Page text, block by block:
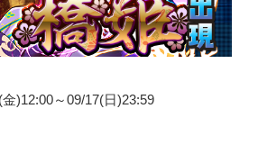
)12:00～09/17(日)23:59